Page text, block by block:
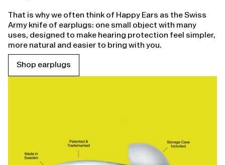
That is why we often think of Happy Ears as the Swiss
Army knife of earplugs: one small object with many
uses, designed to make hearing protection feel simpler,
more natural and easier to bring with you.
Shop earplugs